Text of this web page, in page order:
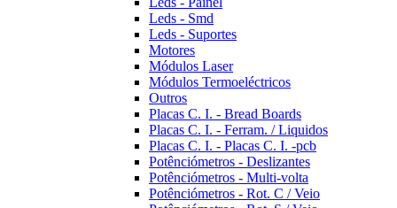
Leds - Smd
Leds - Suportes
Motores
Módulos Laser
Módulos Termoeléctricos
Outros
Placas C. I. - Bread Boards
Placas C. I. - Ferram. / Liquidos
Placas C. I. - Placas C. I. -pcb
Potênciómetros - Deslizantes
Potênciómetros - Multi-volta
Potênciómetros - Rot. C / Veio